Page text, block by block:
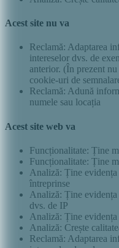
Acest site nu va
Reclamă: Adaptarea
intereselor dvs. de
anterior. (În prezent
cookie-uri de
Reclamă: Adună
numele sau locația
Acest site web va
Funcționalitate: Ține
Funcționalitate: Ține
Analiză: Ține
întreprinse
Analiză: Ține
dvs. de IP
Analiză: Ține
Analiză: Crește
Reclamă: Adaptarea